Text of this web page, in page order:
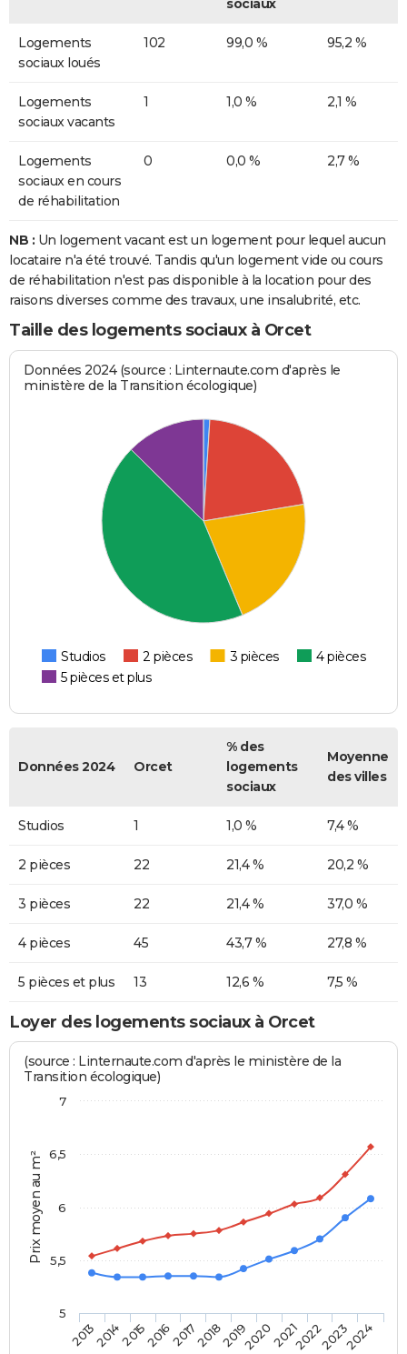
sociaux
Logements
sociaux loués
102 99,0 % 95,2 %
Logements
sociaux vacants
1 1,0 % 2,1 %
Logements
sociaux en cours
de réhabilitation
0 0,0 % 2,7 %
NB : Un logement vacant est un logement pour lequel aucun
locataire n'a été trouvé. Tandis qu'un logement vide ou cours
de réhabilitation n'est pas disponible à la location pour des
raisons diverses comme des travaux, une insalubrité, etc.
Taille des logements sociaux à Orcet
Données 2024 (source : Linternaute.com d'après le
ministère de la Transition écologique)
Studios 2 pièces 3 pièces
4 pièces
5 pièces et plus
Données 2024 Orcet
% des
logements
sociaux
Moyenne
des villes
Studios 1 1,0 % 7,4 %
2 pièces 22 21,4 % 20,2 %
3 pièces 22 21,4 % 37,0 %
4 pièces 45 43,7 % 27,8 %
5 pièces et plus 13 12,6 % 7,5 %
Loyer des logements sociaux à Orcet
Prix moyen au m²
(source : Linternaute.com d'après le ministère de la
Transition écologique)
201320142015201620172018201920202021202220232024
5
5,5
6
6,5
7